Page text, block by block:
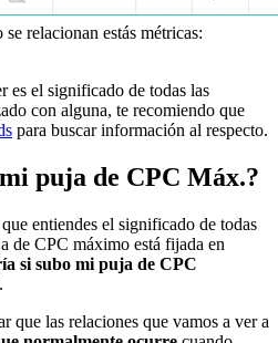
relacionan estás métricas:
es el significado de todas las
con alguna, te recomiendo que
para buscar información al respecto.
puja de CPC Máx.?
entiendes el significado de todas
de CPC máximo está fijada en
si subo mi puja de CPC
.
que las relaciones que vamos a ver a